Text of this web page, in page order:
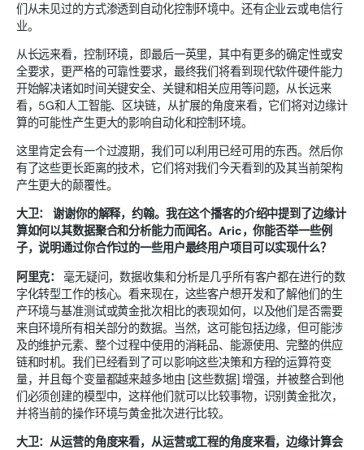
们从未见过的方式渗透到自动化控制环境中。还有企业云或电信行
业。
从长远来看，控制环境，即最后一英里，其中有更多的确定性或安
全要求，更严格的可靠性要求，最终我们将看到现代软件硬件能力
开始解决诸如时间关键安全、关键和相关应用等问题，从长远来
看，5G和人工智能、区块链，从扩展的角度来看，它们将对边缘计
算的可能性产生更大的影响自动化和控制环境。
这里肯定会有一个过渡期，我们可以利用已经可用的东西。然后你
有了这些更长距离的技术，它们将对我们今天看到的及其当前架构
产生更大的颠覆性。
大卫：
谢谢你的解释，约翰。我在这个播客的介绍中提到了边缘计
算如何以其数据聚合和分析能力而闻名。Aric，你能否举一些例
子，说明通过你合作过的一些用户最终用户项目可以实现什么？
阿里克： 毫无疑问，数据收集和分析是几乎所有客户都在进行的数
字化转型工作的核心。看来现在，这些客户想开发和了解他们的生
产环境与基准测试或黄金批次相比的表现如何，以及他们是否需要
来自环境所有相关部分的数据。当然，这可能包括边缘，但可能涉
及的维护元素、整个过程中使用的消耗品、能源使用、完整的供应
链和时机。我们已经看到了可以影响这些决策和方程的运算符变
量，并且每个变量都越来越多地由 [这些数据] 增强，并被整合到他
们必须创建的模型中，这样他们就可以比较事物，识别黄金批次，
并将当前的操作环境与黄金批次进行比较。
大卫：从运营的角度来看，从运营或工程的角度来看，边缘计算会